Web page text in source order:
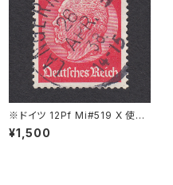
※ドイツ 12Pf Mi#519 X 使用
済み切手｜LANGERRINGEN
26.APR.1938
¥1,500